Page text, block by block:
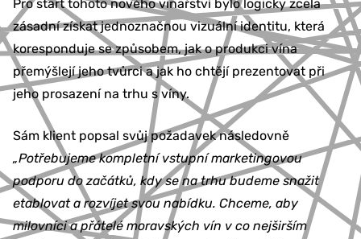
Pro start tohoto nového vinařství bylo logicky zcela
zásadní získat jednoznačnou vizuální identitu, která
koresponduje se způsobem, jak o produkci vína
přemýšlejí jeho tvůrci a jak ho chtějí prezentovat při
jeho prosazení na trhu s víny.
Sám klient popsal svůj požadavek následovně
„Potřebujeme kompletní vstupní marketingovou
podporu do začátků, kdy se na trhu budeme snažit
etablovat a rozvíjet svou nabídku. Chceme, aby
milovníci a přátelé moravských vín v co nejširším